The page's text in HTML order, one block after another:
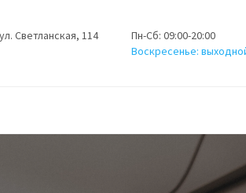
Светланская, 114
Пн-Сб: 09:00-20:00
Воскресенье: